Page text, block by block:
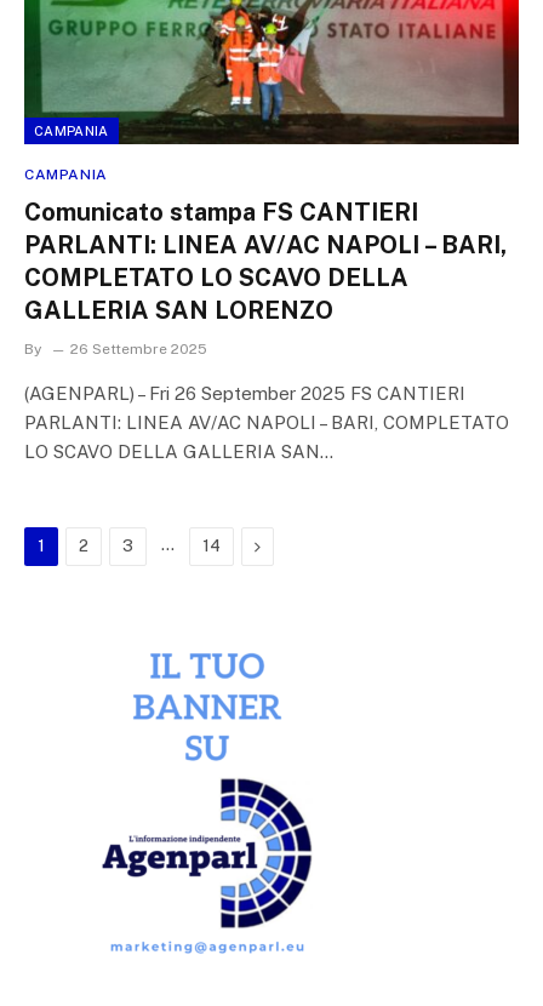
CAMPANIA
CAMPANIA
Comunicato stampa FS CANTIERI
PARLANTI: LINEA AV/AC NAPOLI – BARI,
COMPLETATO LO SCAVO DELLA
GALLERIA SAN LORENZO
By 26 Settembre 2025
(AGENPARL) – Fri 26 September 2025 FS CANTIERI
PARLANTI: LINEA AV/AC NAPOLI – BARI, COMPLETATO
LO SCAVO DELLA GALLERIA SAN…
1 2 3 … 14 Next